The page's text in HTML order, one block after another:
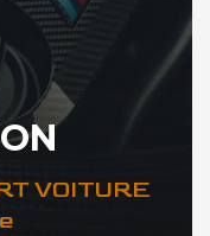
VOITURE